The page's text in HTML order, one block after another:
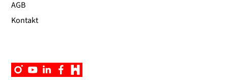
AGB
Kontakt
Instagram
YouTubeLinkedinFacebookCampus